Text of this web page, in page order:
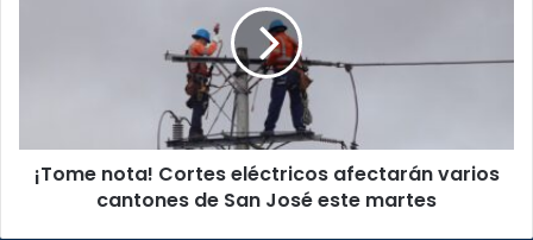
San
José
¡Tome nota! Cortes eléctricos afectarán varios
cantones de San José este martes